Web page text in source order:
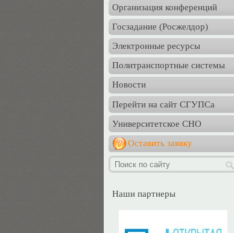
Организация конференций
Госзадание (Росжелдор)
Электронные ресурсы
Политранспортные системы
Новости
Перейти на сайт СГУПСа
Университетское СНО
Оставить заявку
Наши партнеры